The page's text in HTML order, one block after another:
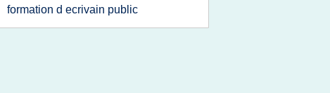
formation d ecrivain public